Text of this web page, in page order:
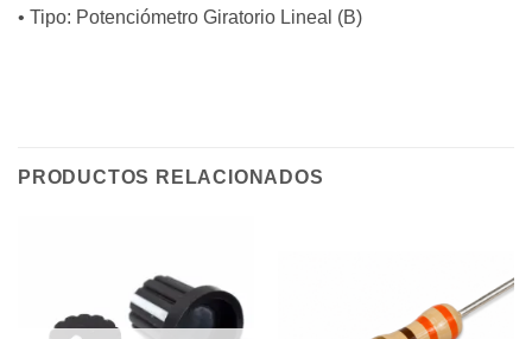
• Tipo: Potenciómetro Giratorio Lineal (B)
PRODUCTOS RELACIONADOS